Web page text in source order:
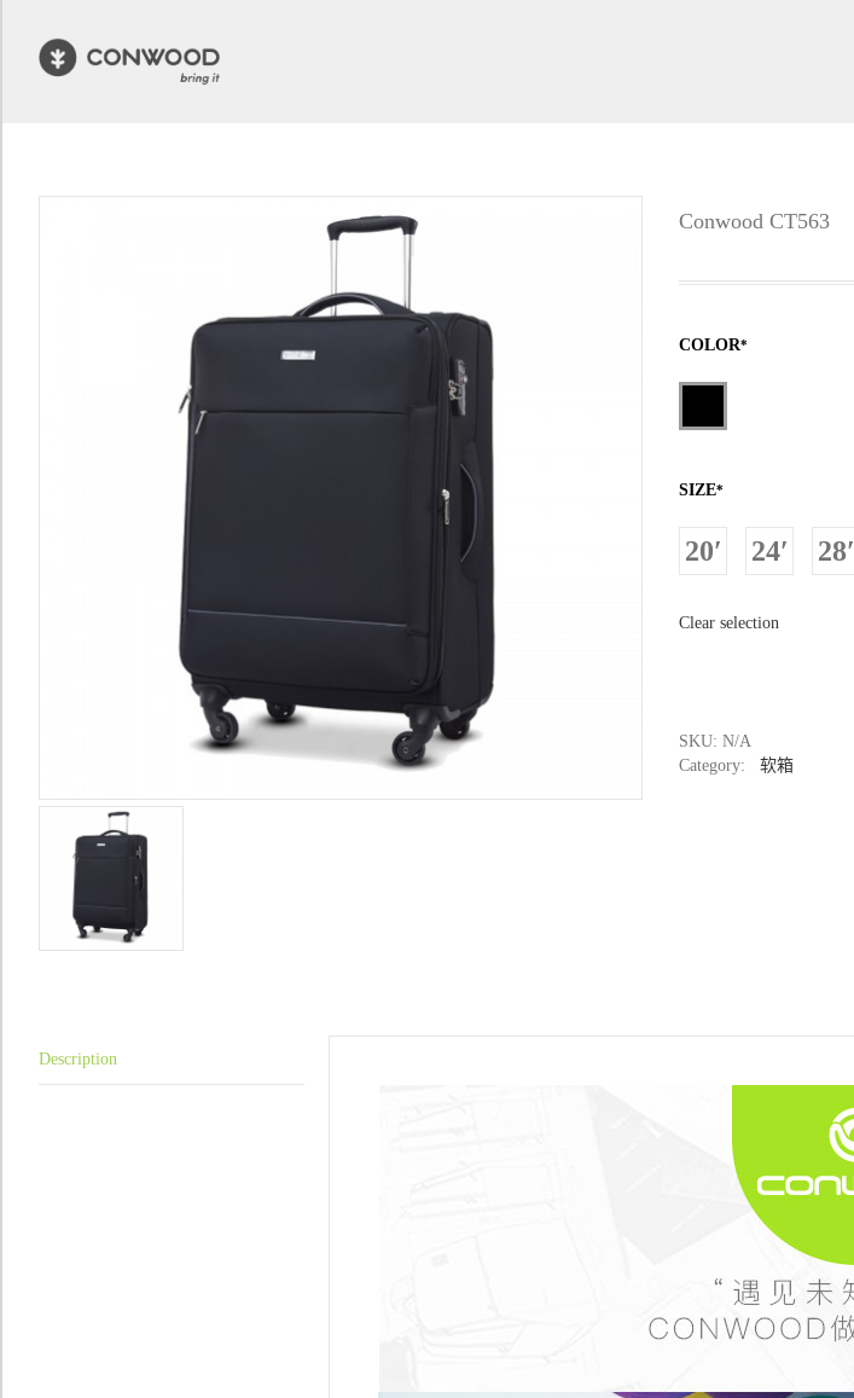
Conwood CT563
COLOR*
SIZE*
20′ 24′ 28′
Clear selection
SKU: N/A
Category:
软箱
Description